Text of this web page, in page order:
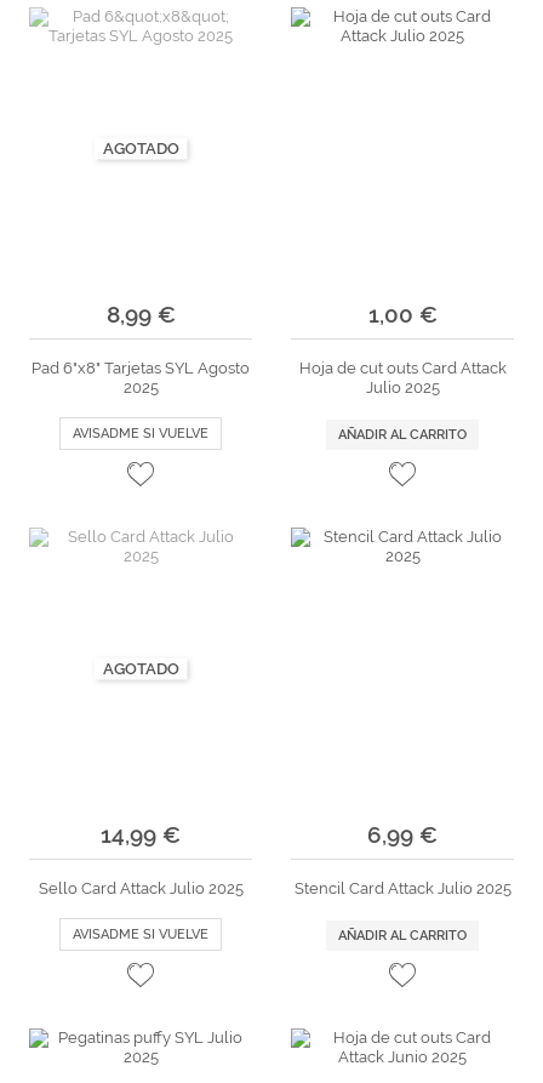
AGOTADO
8,99 €
Pad 6"x8" Tarjetas SYL Agosto
2025
AVISADME SI VUELVE
1,00 €
Hoja de cut outs Card Attack
Julio 2025
AÑADIR AL CARRITO
AGOTADO
14,99 €
Sello Card Attack Julio 2025
AVISADME SI VUELVE
6,99 €
Stencil Card Attack Julio 2025
AÑADIR AL CARRITO